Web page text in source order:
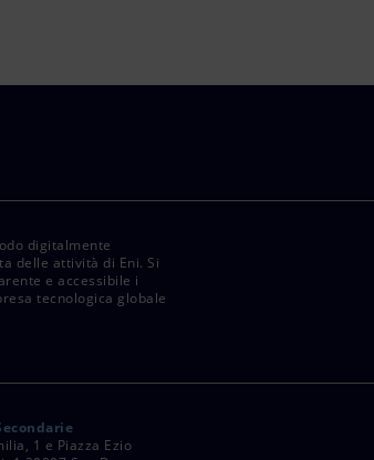
digitalmente
delle attività di Eni. Si
e accessibile i
tecnologica globale
1 e Piazza Ezio